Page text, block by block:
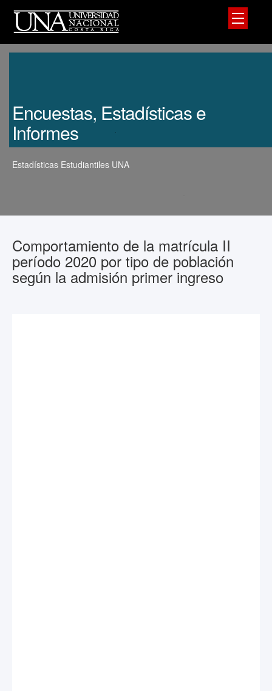
Encuestas, Estadísticas e
Informes
Estadísticas Estudiantiles UNA
Comportamiento de la matrícula II
período 2020 por tipo de población
según la admisión primer ingreso